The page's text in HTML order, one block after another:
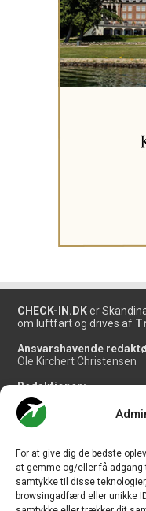
For at give dig de bedste
at gemme og/eller få adgang
samtykke til disse
browsingadfærd eller unikke
CHECK-IN.DK er
om luftfart og drives af
Ansvarshavende
Ole Kirchert Christensen
Redaktionen:
Christian Granhøj Skouboe
Henrik Baumgarten
Danny Longhi Andreasen
Salg og jobannoncer: